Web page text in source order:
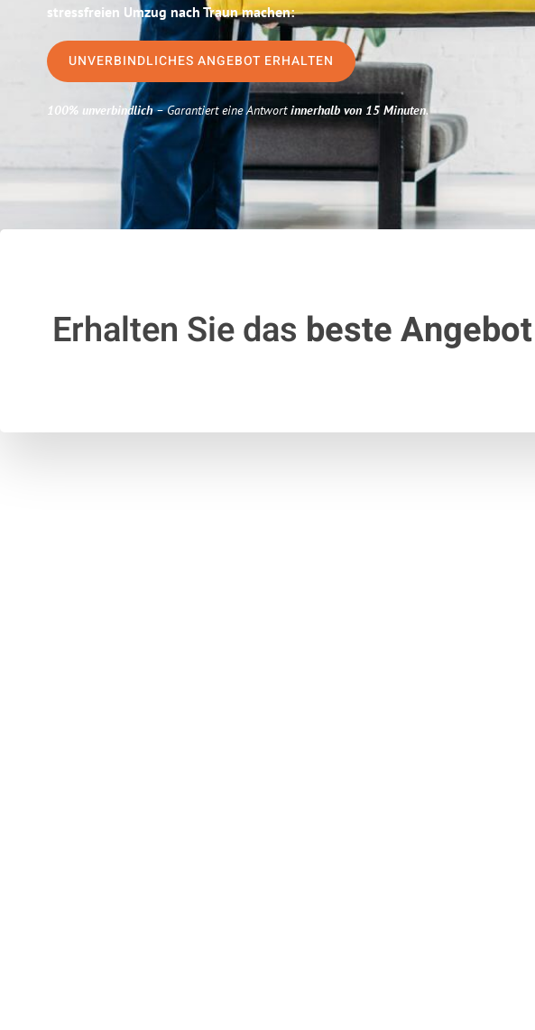
stressfreien Umzug nach Traun machen:
UNVERBINDLICHES ANGEBOT ERHALTEN
100% unverbindlich– Garantiert eine Antwortinnerhalb von 15 Minuten.
Erhalten Sie das beste Angebot